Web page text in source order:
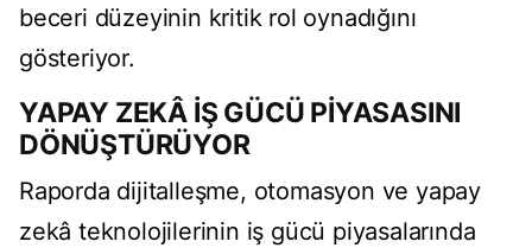
beceri düzeyinin kritik rol oynadığını
gösteriyor.
YAPAY ZEKÂ İŞ GÜCÜ PİYASASINI
DÖNÜŞTÜRÜYOR
Raporda dijitalleşme, otomasyon ve yapay
zekâ teknolojilerinin iş gücü piyasalarında